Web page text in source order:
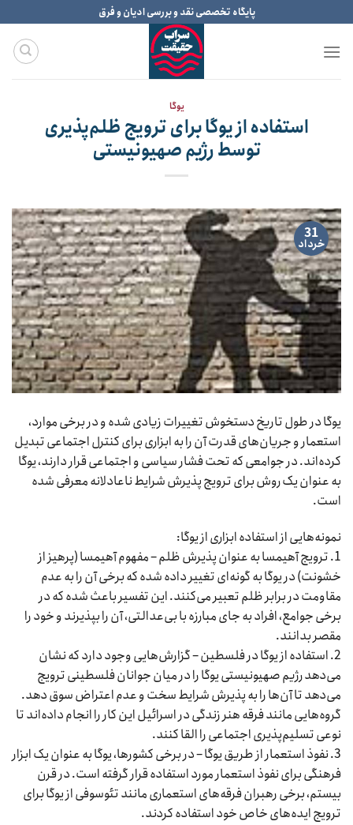
to
content
پایگاه تخصصی نقد و بررسی ادیان و فرق
یوگا
استفاده از یوگا برای ترویج ظلم‌پذیری
توسط رژیم صهیونیستی
31
خرداد
یوگا در طول تاریخ دستخوش تغییرات زیادی شده و در برخی موارد،
استعمار و جریان‌های قدرت آن را به ابزاری برای کنترل اجتماعی تبدیل
کرده‌اند. در جوامعی که تحت فشار سیاسی و اجتماعی قرار دارند، یوگا
به عنوان یک روش برای ترویج پذیرش شرایط ناعادلانه معرفی شده
است.
نمونه‌هایی از استفاده ابزاری از یوگا:
1. ترویج آهیمسا به عنوان پذیرش ظلم – مفهوم آهیمسا (پرهیز از
خشونت) در یوگا به گونه‌ای تغییر داده شده که برخی آن را به عدم
مقاومت در برابر ظلم تعبیر می‌کنند. این تفسیر باعث شده که در
برخی جوامع، افراد به جای مبارزه با بی‌عدالتی، آن را بپذیرند و خود را
مقصر بدانند.
2. استفاده از یوگا در فلسطین – گزارش‌هایی وجود دارد که نشان
می‌دهد رژیم صهیونیستی یوگا را در میان جوانان فلسطینی ترویج
می‌دهد تا آن‌ها را به پذیرش شرایط سخت و عدم اعتراض سوق دهد.
گروه‌هایی مانند فرقه هنر زندگی در اسرائیل این کار را انجام داده‌اند تا
نوعی تسلیم‌پذیری اجتماعی را القا کنند.
3. نفوذ استعمار از طریق یوگا – در برخی کشورها، یوگا به عنوان یک ابزار
فرهنگی برای نفوذ استعمار مورد استفاده قرار گرفته است. در قرن
بیستم، برخی رهبران فرقه‌های استعماری مانند تئوسوفی از یوگا برای
ترویج ایده‌های خاص خود استفاده کردند.